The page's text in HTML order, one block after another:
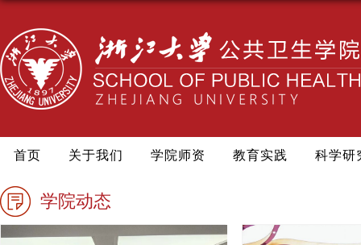
首页 关于我们 学院师资 教育实践 科学研
学院动态